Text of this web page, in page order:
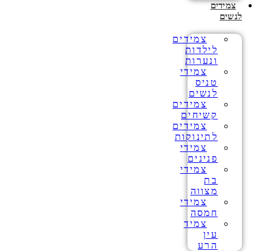
צמידים
לנשים
צמידים
לילדות
ונערות
צמידי
טניס
לנשים
צמידים
קשיחים
צמידים
לתינוקות
צמידי
פנינים
צמידי
בת
מצווה
צמידי
חמסה
צמיד
עין
הרע